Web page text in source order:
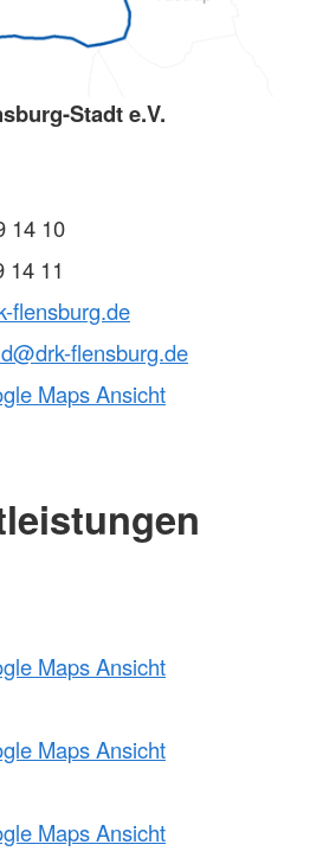
Stadt e.V.
14 10
14 11
flensburg.de
flensburg.de
Maps Ansicht
Maps Ansicht
Maps Ansicht
Maps Ansicht